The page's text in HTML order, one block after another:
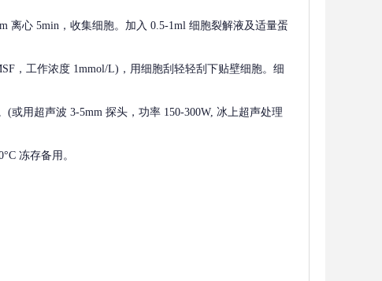
离心 5min，收集细胞。加入 0.5-1ml 细胞裂解液及适量蛋
，工作浓度 1mmol/L)，用细胞刮轻轻刮下贴壁细胞。细
或用超声波 3-5mm 探头，功率 150-300W, 冰上超声处理
冻存备用。